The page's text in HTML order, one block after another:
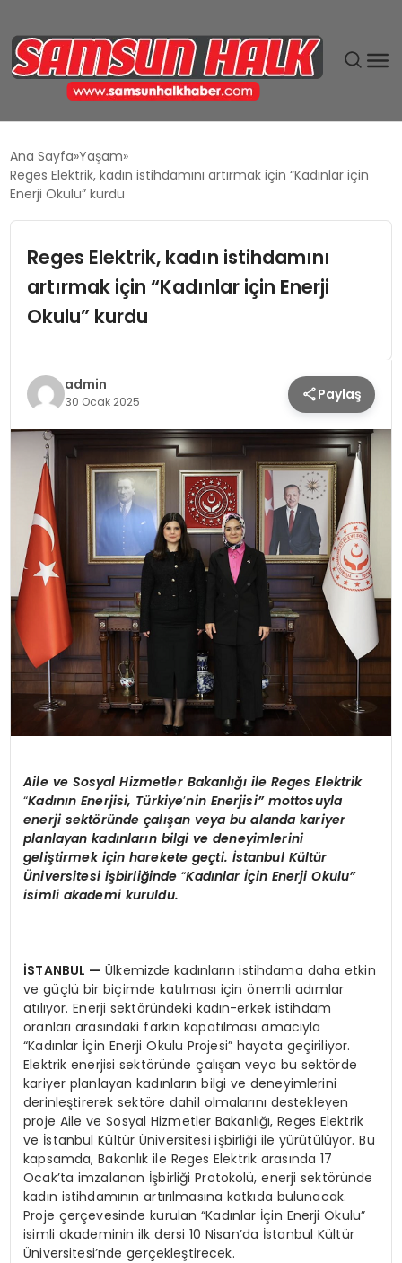
EĞITIM
GÜNDEM
SIYASET
SPOR
TEKNOLOJI
YAŞAM
Ana Sayfa Yaşam
Reges Elektrik, kadın istihdamını artırmak için “Kadınlar için
Enerji Okulu” kurdu
Reges Elektrik, kadın istihdamını
artırmak için “Kadınlar için Enerji
Okulu” kurdu
admin
30 Ocak 2025 Paylaş
Aile ve Sosyal Hizmetler Bakanlığı ile Reges Elektrik
“Kadının Enerjisi, Türkiye’nin Enerjisi” mottosuyla
enerji sektöründe çalışan veya bu alanda kariyer
planlayan kadınların bilgi ve deneyimlerini
geliştirmek için harekete geçti. İstanbul Kültür
Üniversitesi işbirliğinde“Kadınlar İçin Enerji Okulu”
isimli akademi kuruldu.
İSTANBUL — Ülkemizde kadınların istihdama daha etkin
ve güçlü bir biçimde katılması için önemli adımlar
atılıyor. Enerji sektöründeki kadın-erkek istihdam
oranları arasındaki farkın kapatılması amacıyla
“Kadınlar İçin Enerji Okulu Projesi” hayata geçiriliyor.
Elektrik enerjisi sektöründe çalışan veya bu sektörde
kariyer planlayan kadınların bilgi ve deneyimlerini
derinleştirerek sektöre dahil olmalarını destekleyen
proje Aile ve Sosyal Hizmetler Bakanlığı, Reges Elektrik
ve İstanbul Kültür Üniversitesi işbirliği ile yürütülüyor. Bu
kapsamda, Bakanlık ile Reges Elektrik arasında 17
Ocak’ta imzalanan İşbirliği Protokolü, enerji sektöründe
kadın istihdamının artırılmasına katkıda bulunacak.
Proje çerçevesinde kurulan “Kadınlar İçin Enerji Okulu”
isimli akademinin ilk dersi 10 Nisan’da İstanbul Kültür
Üniversitesi’nde gerçekleştirecek.